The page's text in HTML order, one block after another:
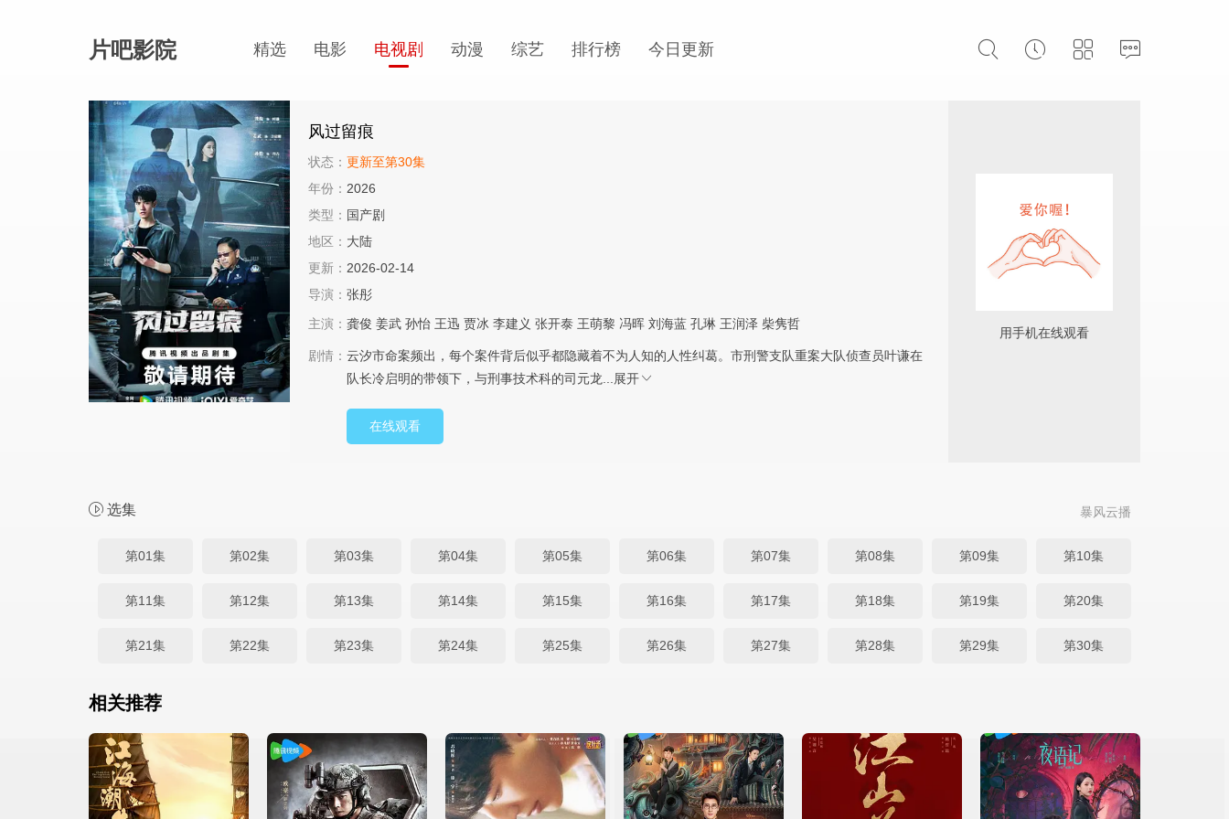
片吧影院 精选 电影 电视剧 动漫 综艺 排行榜 今日更新
风过留痕
状态： 更新至第30集
年份： 2026
类型： 国产剧
地区： 大陆
更新： 2026-02-14
导演： 张彤
主演： 龚俊 姜武 孙怡 王迅 贾冰 李建义 张开泰 王萌黎 冯晖 刘海蓝 孔琳 王润泽 柴隽哲
剧情： 云汐市命案频出，每个案件背后似乎都隐藏着不为人知的人性纠葛。市刑警支队重案大队侦查员叶谦在
队长冷启明的带领下，与刑事技术科的司元龙...
展开
在线观看
用手机在线观看
暴风云播
选集
第01集 第02集 第03集 第04集 第05集 第06集 第07集 第08集 第09集 第10集
第11集 第12集 第13集 第14集 第15集 第16集 第17集 第18集 第19集 第20集
第21集 第22集 第23集 第24集 第25集 第26集 第27集 第28集 第29集 第30集
相关推荐